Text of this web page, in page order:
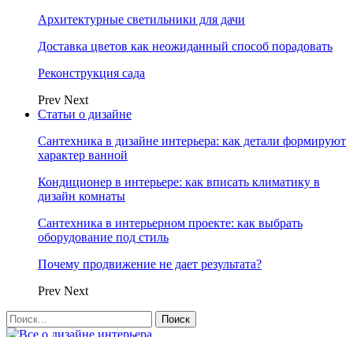
Архитектурные светильники для дачи
Доставка цветов как неожиданный способ порадовать
Реконструкция сада
Prev Next
Статьи о дизайне
Сантехника в дизайне интерьера: как детали формируют
характер ванной
Кондиционер в интерьере: как вписать климатику в
дизайн комнаты
Сантехника в интерьерном проекте: как выбрать
оборудование под стиль
Почему продвижение не дает результата?
Prev Next